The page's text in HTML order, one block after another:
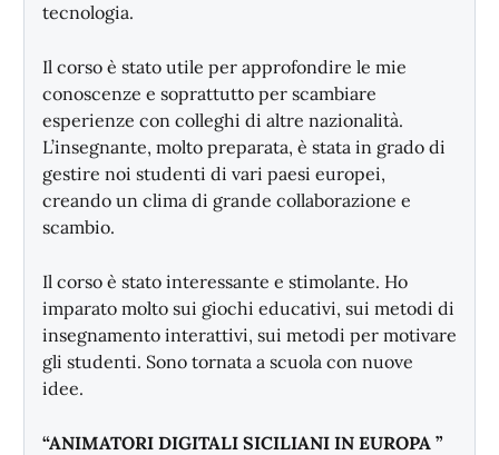
tecnologia.
Il corso è stato utile per approfondire le mie
conoscenze e soprattutto per scambiare
esperienze con colleghi di altre nazionalità.
L’insegnante, molto preparata, è stata in grado di
gestire noi studenti di vari paesi europei,
creando un clima di grande collaborazione e
scambio.
Il corso è stato interessante e stimolante. Ho
imparato molto sui giochi educativi, sui metodi di
insegnamento interattivi, sui metodi per motivare
gli studenti. Sono tornata a scuola con nuove
idee.
“ANIMATORI DIGITALI SICILIANI IN EUROPA ”